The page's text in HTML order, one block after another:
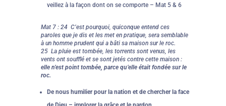
veillez à la façon dont on se comporte – Mat 5 & 6
Mat 7 : 24 C’est pourquoi, quiconque entend ces
paroles que je dis et les met en pratique, sera semblable
à un homme prudent qui a bâti sa maison sur le roc.
25 La pluie est tombée, les torrents sont venus, les
vents ont soufflé et se sont jetés contre cette maison :
elle n’est point tombée, parce qu’elle était fondée sur le
roc.
De nous humilier pour la nation et de chercher la face